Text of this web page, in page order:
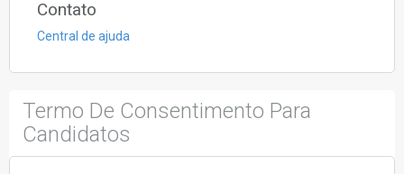
Contato
Central de ajuda
Termo De Consentimento Para
Candidatos